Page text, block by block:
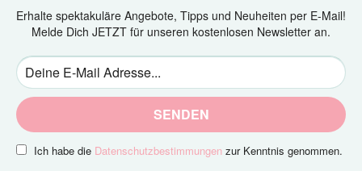
Erhalte spektakuläre Angebote, Tipps und Neuheiten per E-Mail!
Melde Dich JETZT für unseren kostenlosen Newsletter an.
SENDEN
Ich habe die Datenschutzbestimmungen zur Kenntnis genommen.